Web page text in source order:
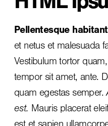
Pellentesque
et netus et malesuada
Vestibulum tortor
tempor sit amet, ante.
quam egestas semper.
est. Mauris placerat